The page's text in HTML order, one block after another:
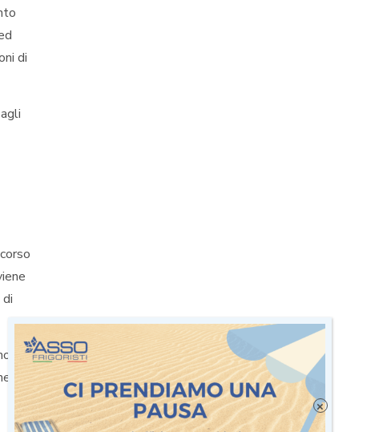
di
è
×